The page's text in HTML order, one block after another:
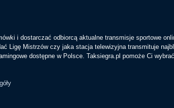
i dostarczać odbiorcą aktualne transmisje sportowe
Ligę Mistrzów czy jaka stacja telewizyjna transmituje
dostępne w Polsce. Taksiegra.pl pomoże Ci